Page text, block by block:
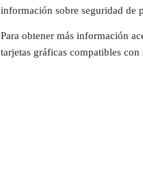
información sobre seguridad de
Para obtener más información
tarjetas gráficas compatibles